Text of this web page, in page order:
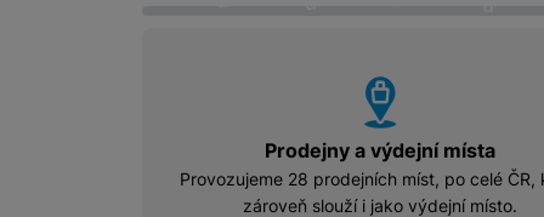
na našich stránkách, tak
Prodejny a výdejní místa
Provozujeme 28 prodejních míst, po celé ČR,
zároveň slouží i jako výdejní místo.